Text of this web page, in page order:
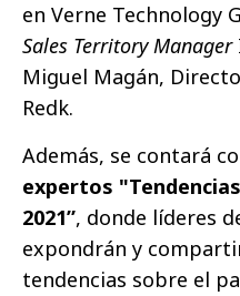
en Verne Technology
Sales Territory Manager
Miguel Magán,
Redk.
Además, se contará
expertos
2021”, donde líderes
expondrán y
tendencias sobre el